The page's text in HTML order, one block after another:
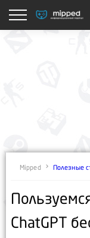
Mipped Полезные
ChatGPT